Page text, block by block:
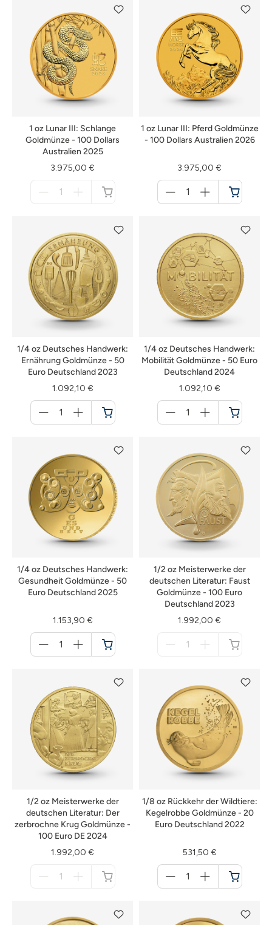
1 oz Lunar III: Schlange
Goldmünze - 100 Dollars
Australien 2025
3.975,00 €
1 oz Lunar III: Pferd Goldmünze
- 100 Dollars Australien 2026
3.975,00 €
für
Warenkorb
1/4 oz Deutsches Handwerk:
Ernährung Goldmünze - 50
Euro Deutschland 2023
1.092,10 €
für
Warenkorb
1/4 oz Deutsches Handwerk:
Mobilität Goldmünze - 50 Euro
Deutschland 2024
1.092,10 €
für
Warenkorb
1/4 oz Deutsches Handwerk:
Gesundheit Goldmünze - 50
Euro Deutschland 2025
1.153,90 €
für
Warenkorb
1/2 oz Meisterwerke der
deutschen Literatur: Faust
Goldmünze - 100 Euro
Deutschland 2023
1.992,00 €
1/2 oz Meisterwerke der
deutschen Literatur: Der
zerbrochne Krug Goldmünze -
100 Euro DE 2024
1.992,00 €
1/8 oz Rückkehr der Wildtiere:
Kegelrobbe Goldmünze - 20
Euro Deutschland 2022
531,50 €
für
Warenkorb